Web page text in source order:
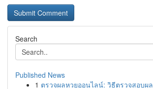
Search
Published News
1 ตรวจผลหวยออนไลน์: วิธีตรวจสอบผ